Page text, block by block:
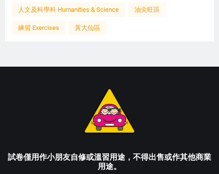
人文及科學科 Humanities & Science 油尖旺區
練習 Exercises 黃大仙區
試卷僅用作小朋友自修或溫習用途，不得出售或作其他商業
用途。